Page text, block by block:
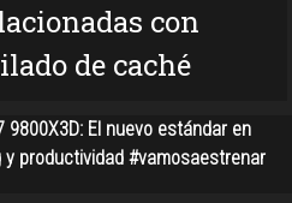
con
de caché
9800X3D: El nuevo estándar en
y productividad #vamosaestrenar